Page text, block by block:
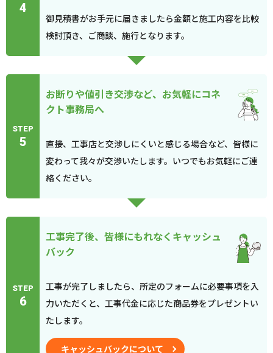
4
御見積書がお手元に届きましたら金額と施工内容を比較
検討頂き、ご商談、施行となります。
STEP
5
お断りや値引き交渉など、お気軽にコネ
クト事務局へ
直接、工事店と交渉しにくいと感じる場合など、皆様に
変わって我々が交渉いたします。いつでもお気軽にご連
絡ください。
STEP
6
工事完了後、皆様にもれなくキャッシュ
バック
工事が完了しましたら、所定のフォームに必要事項を入
力いただくと、工事代金に応じた商品券をプレゼントい
たします。
キャッシュバックについて